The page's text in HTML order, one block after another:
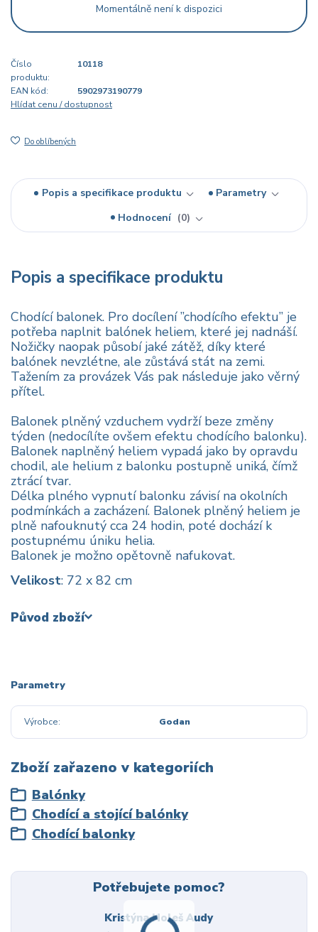
Momentálně není k dispozici
Číslo
produktu:
10118
EAN kód:
5902973190779
Hlídat cenu / dostupnost
Do oblíbených
Popis a specifikace produktu
Parametry
Hodnocení
0
Popis a specifikace produktu
Chodící balonek. Pro docílení ”chodícího efektu” je
potřeba naplnit balónek heliem, které jej nadnáší.
Nožičky naopak působí jaké zátěž, díky které
balónek nevzlétne, ale zůstává stát na zemi.
Tažením za provázek Vás pak následuje jako věrný
přítel.
Balonek plněný vzduchem vydrží beze změny
týden (nedocílíte ovšem efektu chodícího balonku).
Balonek naplněný heliem vypadá jako by opravdu
chodil, ale helium z balonku postupně uniká, čímž
ztrácí tvar.
Délka plného vypnutí balonku závisí na okolních
podmínkách a zacházení. Balonek plněný heliem je
plně nafouknutý cca 24 hodin, poté dochází k
postupnému úniku helia.
Balonek je možno opětovně nafukovat.
Velikost: 72 x 82 cm
Původ zboží
Parametry
Výrobce Godan
Zboží zařazeno v kategoriích
Balónky
Chodící a stojící balónky
Chodící balonky
Potřebujete pomoc?
Kristýna Holeš Audy